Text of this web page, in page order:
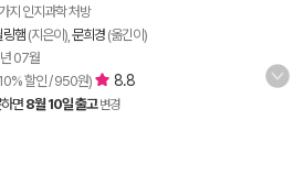
지 인지과학 처방
링햄(지은이), 문희경 (옮긴이)
07월
할인 / 950원) 8.8
면8월 10일 출고 변경